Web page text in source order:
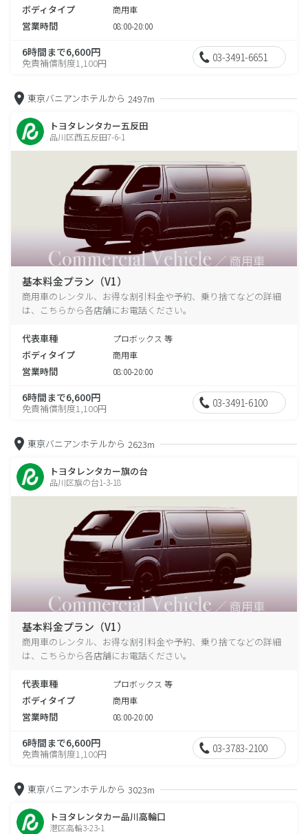
ボディタイプ 商用車
営業時間 08:00-20:00
6時間まで6,600円
免責補償制度1,100円 03-3491-6651
東京バニアンホテルから 2497m
トヨタレンタカー五反田
品川区西五反田7-6-1
基本料金プラン（V1）
商用車のレンタル、お得な割引料金や予約、乗り捨てなどの詳細
は、こちらから各店舗にお電話ください。
代表車種 プロボックス 等
ボディタイプ 商用車
営業時間 08:00-20:00
6時間まで6,600円
免責補償制度1,100円 03-3491-6100
東京バニアンホテルから 2623m
トヨタレンタカー旗の台
品川区旗の台1-3-18
基本料金プラン（V1）
商用車のレンタル、お得な割引料金や予約、乗り捨てなどの詳細
は、こちらから各店舗にお電話ください。
代表車種 プロボックス 等
ボディタイプ 商用車
営業時間 08:00-20:00
6時間まで6,600円
免責補償制度1,100円 03-3783-2100
東京バニアンホテルから 3023m
トヨタレンタカー品川高輪口
港区高輪3-23-1